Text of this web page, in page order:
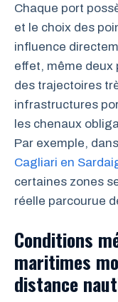
Chaque port
et le choix des
influence
effet, même deux
des trajectoires
infrastructures
les chenaux
Par exemple,
Cagliari en
certaines zones
réelle parcourue
Conditions
maritimes
distance